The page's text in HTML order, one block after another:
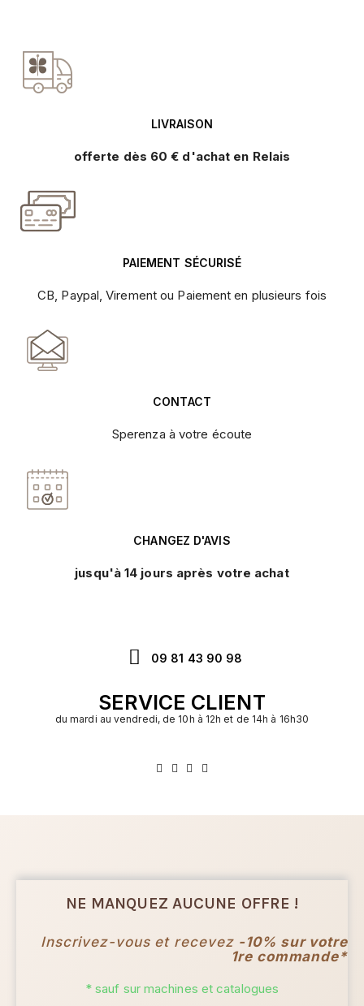
LIVRAISON
offerte dès 60 € d'achat en Relais
PAIEMENT SÉCURISÉ
CB, Paypal, Virement ou Paiement en plusieurs fois
CONTACT
Sperenza à votre écoute
CHANGEZ D'AVIS
jusqu'à 14 jours après votre achat
09 81 43 90 98
SERVICE CLIENT
du mardi au vendredi, de 10h à 12h et de 14h à 16h30
NE MANQUEZ AUCUNE OFFRE !
Inscrivez-vous et recevez-10% sur votre
1re commande*
* sauf sur machines et catalogues